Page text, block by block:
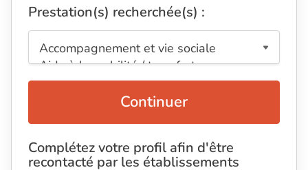
Prestation(s) recherchée(s) :
Continuer
Complétez votre profil afin d'être
recontacté par les établissements